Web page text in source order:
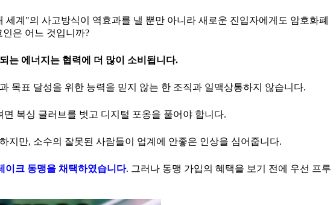
계"의 사고방식이 역효과를 낼 뿐만 아니라 새로운 진입자에게도 암호화폐
은 어느 것입니까?
는 에너지는 협력에 더 많이 소비됩니다.
목표 달성을 위한 능력을 믿지 않는 한 조직과 일맥상통하지 않습니다.
복싱 글러브를 벗고 디지털 포옹을 풀어야 합니다.
지만, 소수의 잘못된 사람들이 업계에 안좋은 인상을 심어줍니다.
이크 동맹을 채택하였습니다. 그러나 동맹 가입의 혜택을 보기 전에 우선 프루